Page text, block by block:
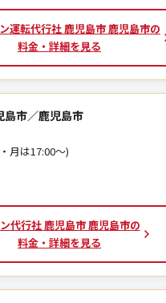
運転代行社 鹿児島市 鹿児島市の
料金・詳細を見る
島市／鹿児島市
月は17:00～)
代行社 鹿児島市 鹿児島市の
料金・詳細を見る